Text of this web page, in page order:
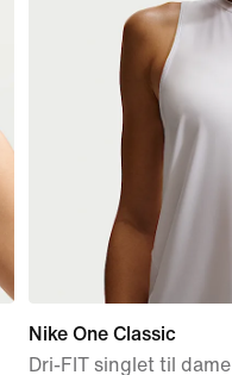
Nike One Classic
Dri-FIT singlet til dame